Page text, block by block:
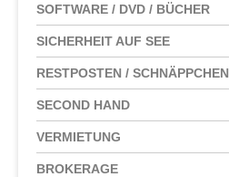
SOFTWARE / DVD / BÜCHER
SICHERHEIT AUF SEE
RESTPOSTEN / SCHNÄPPCHEN
SECOND HAND
VERMIETUNG
BROKERAGE